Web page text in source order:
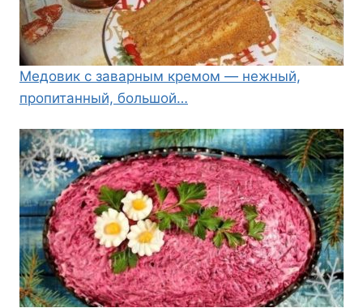
Медовик с заварным кремом — нежный,
пропитанный, большой…